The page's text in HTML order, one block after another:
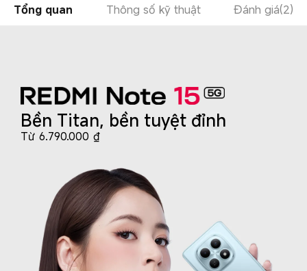
Tổng quan Thông số kỹ thuật Đánh giá(2)
Bền Titan, bền tuyệt đỉnh
Từ 6.790.000 ₫